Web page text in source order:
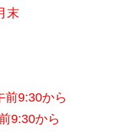
末
前9:30から
9:30から